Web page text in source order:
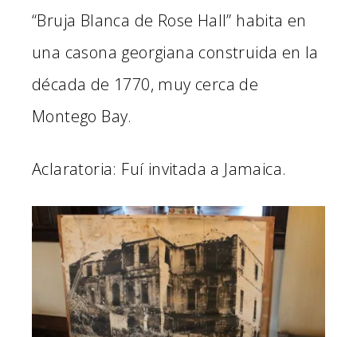
“Bruja Blanca de Rose Hall” habita en
una casona georgiana construida en la
década de 1770, muy cerca de
Montego Bay.
Aclaratoria: Fuí invitada a Jamaica.